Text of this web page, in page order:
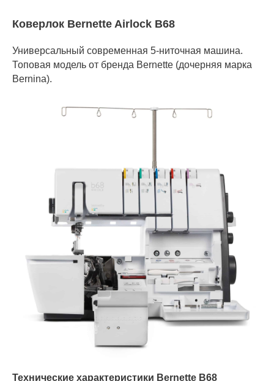
Коверлок Bernette Airlock B68
Универсальный современная 5-ниточная машина.
Топовая модель от бренда Bernette (дочерняя марка
Bernina).
Технические характеристики Bernette B68